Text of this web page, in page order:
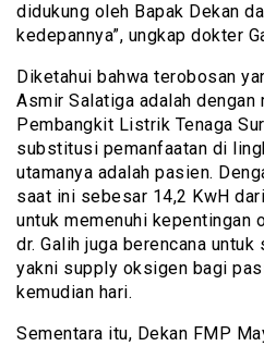
didukung oleh Bapak Dekan
kedepannya”, ungkap dokter
Diketahui bahwa terobosan
Asmir Salatiga adalah dengan
Pembangkit Listrik Tenaga
substitusi pemanfaatan di
utamanya adalah pasien.
saat ini sebesar 14,2 KwH
untuk memenuhi kepentingan
dr. Galih juga berencana
yakni supply oksigen bagi
kemudian hari.
Sementara itu, Dekan FMP